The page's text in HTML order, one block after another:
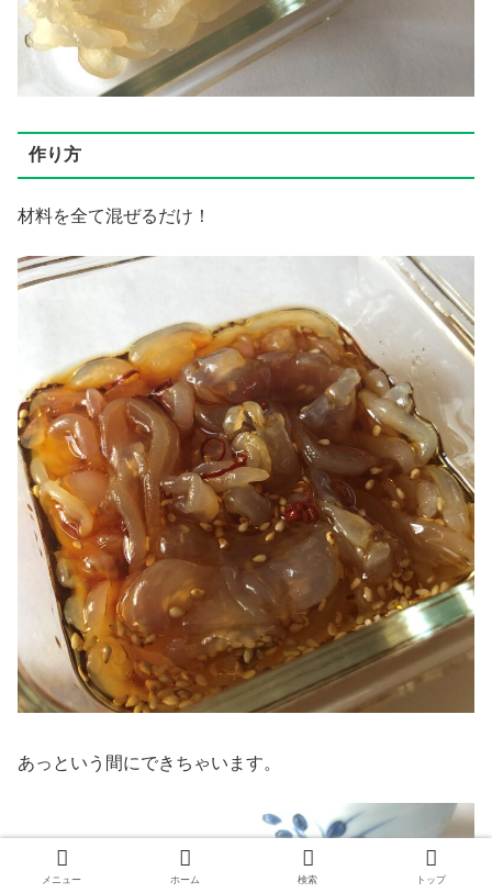
作り方
材料を全て混ぜるだけ！
あっという間にできちゃいます。
メニュー ホーム 検索 トップ